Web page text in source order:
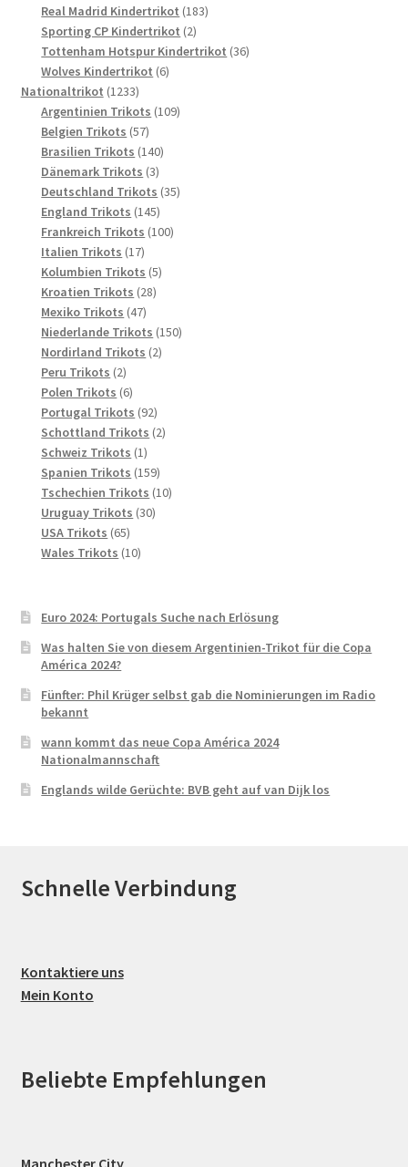
Produkte
Real Madrid Kindertrikot 183183
Sporting CP Kindertrikot 22
Produkte
Tottenham Hotspur Kindertrikot 3636
Wolves Kindertrikot 66
Nationaltrikot 12331233
Produkte
Argentinien Trikots 109109
Belgien Trikots 5757
Produkte
Brasilien Trikots 140140
Dänemark Trikots 33
Produkte
Deutschland Trikots 3535
England Trikots 145145
Produkte
Frankreich Trikots 100100
Italien Trikots 1717
Produkte
Kolumbien Trikots 55
Kroatien Trikots 2828
Mexiko Trikots 4747
Produkte
Niederlande Trikots 150150
Nordirland Trikots 22
Peru Trikots 22
Produkte
Polen Trikots 66
Produkte
Portugal Trikots 9292
Produkte
Schottland Trikots 22
Schweiz Trikots 11
Produkt
Spanien Trikots 159159
Produkte
Tschechien Trikots 1010
Uruguay Trikots 3030
USA Trikots 6565
Produkte
Wales Trikots 1010
Euro 2024: Portugals Suche nach Erlösung
Was halten Sie von diesem Argentinien-Trikot für die Copa
América 2024?
Fünfter: Phil Krüger selbst gab die Nominierungen im Radio
bekannt
wann kommt das neue Copa América 2024
Nationalmannschaft
Englands wilde Gerüchte: BVB geht auf van Dijk los
Schnelle Verbindung
Kontaktiere uns
Mein Konto
Beliebte Empfehlungen